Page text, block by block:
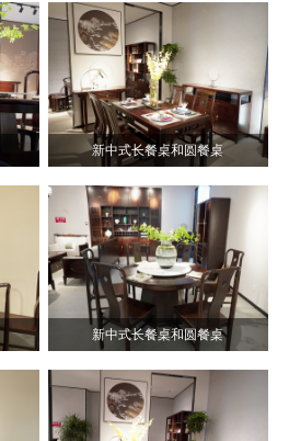
新中式长餐桌和圆餐桌
新中式长餐桌和圆餐桌